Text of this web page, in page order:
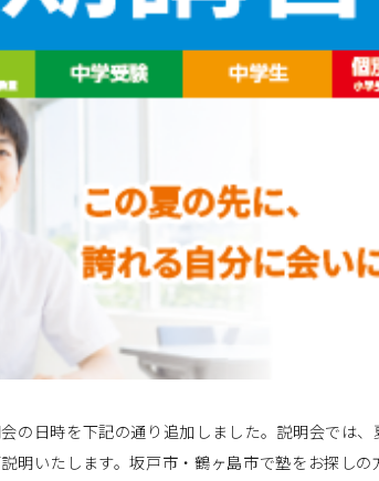
の日時を下記の通り追加しました。説明会では、
明いたします。坂戸市・鶴ヶ島市で塾をお探しの